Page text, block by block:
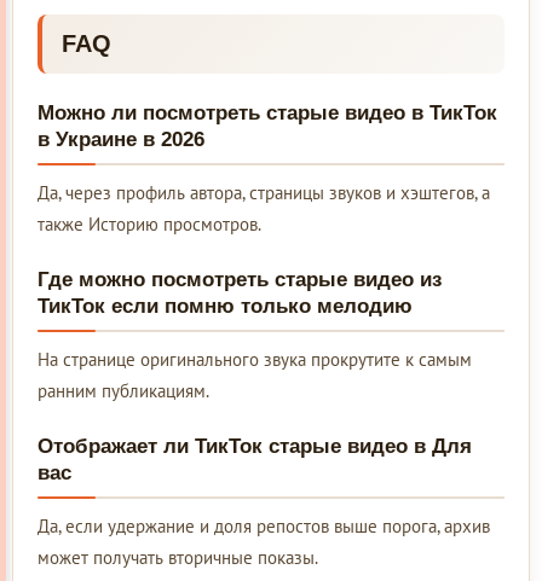
FAQ
Можно ли посмотреть старые видео в ТикТок
в Украине в 2026
Да, через профиль автора, страницы звуков и хэштегов, а
также Историю просмотров.
Где можно посмотреть старые видео из
ТикТок если помню только мелодию
На странице оригинального звука прокрутите к самым
ранним публикациям.
Отображает ли ТикТок старые видео в Для
вас
Да, если удержание и доля репостов выше порога, архив
может получать вторичные показы.